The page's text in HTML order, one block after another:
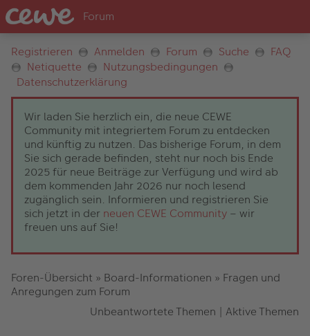
Registrieren Anmelden Forum Suche
FAQ
Netiquette
Nutzungsbedingungen
Datenschutzerklärung
Wir laden Sie herzlich ein, die neue CEWE
Community mit integriertem Forum zu entdecken
und künftig zu nutzen. Das bisherige Forum, in dem
Sie sich gerade befinden, steht nur noch bis Ende
2025 für neue Beiträge zur Verfügung und wird ab
dem kommenden Jahr 2026 nur noch lesend
zugänglich sein. Informieren und registrieren Sie
sich jetzt in der neuen CEWE Community – wir
freuen uns auf Sie!
Foren-Übersicht » Board-Informationen » Fragen und
Anregungen zum Forum
Unbeantwortete Themen | Aktive Themen